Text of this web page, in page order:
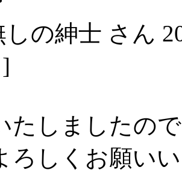
しの紳士 さん
たしましたの
ろしくお願い